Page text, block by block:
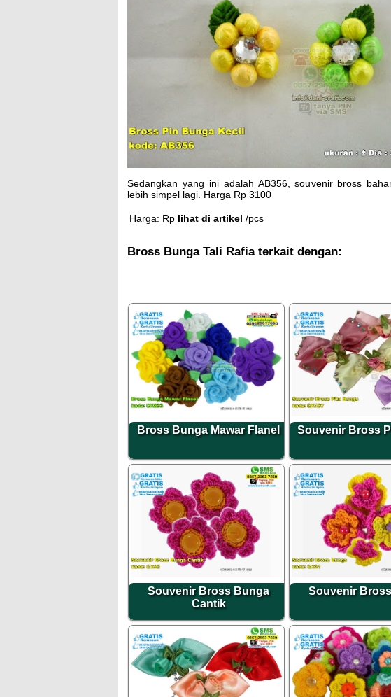
Sedangkan yang ini adalah AB356, souvenir bross
lebih simpel lagi. Harga Rp 3100
Harga: Rp lihat di artikel /pcs
Bross Bunga Tali Rafia terkait dengan:
Bross Bunga Mawar Flanel Souvenir Bross
Souvenir Bross Bunga
Cantik
Souvenir